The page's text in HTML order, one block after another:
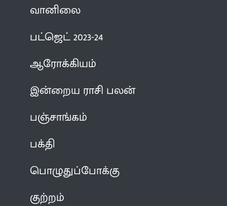
வானிலை
பட்ஜெட் 2023-24
ஆரோக்கியம்
இன்றைய ராசி பலன்
பஞ்சாங்கம்
பக்தி
பொழுதுப்போக்கு
குற்றம்